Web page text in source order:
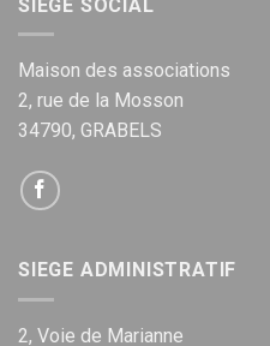
SIEGE SOCIAL
Maison des associations
2, rue de la Mosson
34790, GRABELS
SIEGE ADMINISTRATIF
2, Voie de Marianne